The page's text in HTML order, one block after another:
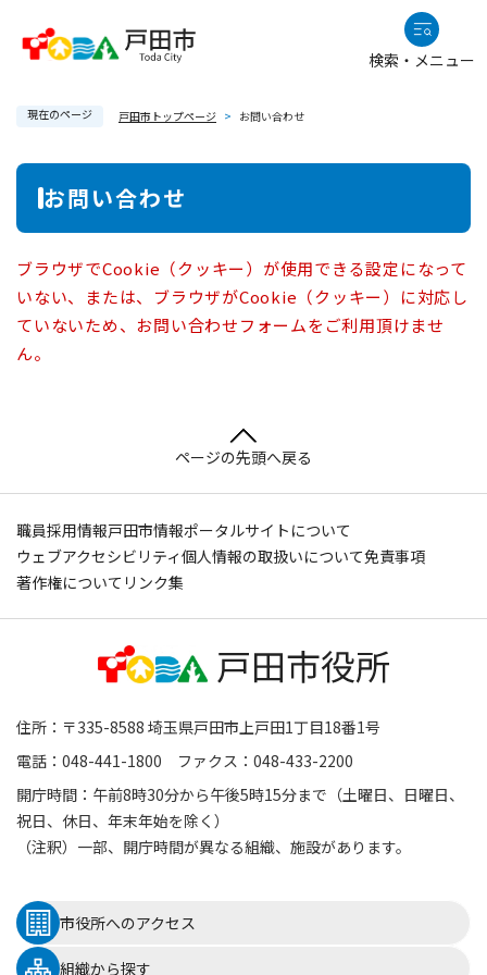
検索・メニュー
現在のページ 戸田市トップページ > お問い合わせ
本
お問い合わせ
ブラウザでCookie（クッキー）が使用できる設定になって
いない、または、ブラウザがCookie（クッキー）に対応し
ていないため、お問い合わせフォームをご利用頂けませ
ん。
ページの先頭へ戻る
職員採用情報戸田市情報ポータルサイトについて
ウェブアクセシビリティ個人情報の取扱いについて免責事項
著作権について リンク集
住所：〒335-8588 埼玉県戸田市上戸田1丁目18番1号
電話：048-441-1800 ファクス：048-433-2200
開庁時間：午前8時30分から午後5時15分まで（土曜日、日曜日、
祝日、休日、年末年始を除く）
（注釈）一部、開庁時間が異なる組織、施設があります。
市役所へのアクセス
組織から探す